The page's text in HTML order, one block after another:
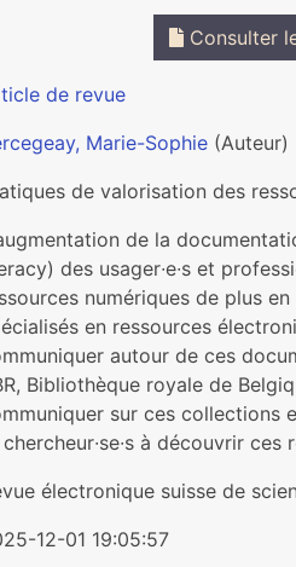
Consulter
de revue
Marie-Sophie (Auteur)
de valorisation des
de la
des usager∙e∙s et
numériques de plus
en ressources
autour de ces
Bibliothèque royale de
sur ces collections
à découvrir ces
électronique suisse de
12-01 19:05:57